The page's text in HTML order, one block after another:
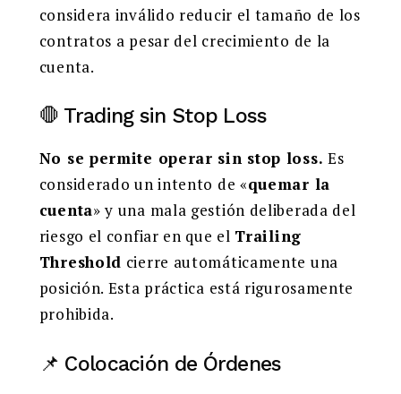
considera inválido reducir el tamaño de los
contratos a pesar del crecimiento de la
cuenta.
🛑 Trading sin Stop Loss
No se permite operar sin stop loss. Es
considerado un intento de «quemar la
cuenta» y una mala gestión deliberada del
riesgo el confiar en que el Trailing
Threshold cierre automáticamente una
posición. Esta práctica está rigurosamente
prohibida.
📌 Colocación de Órdenes